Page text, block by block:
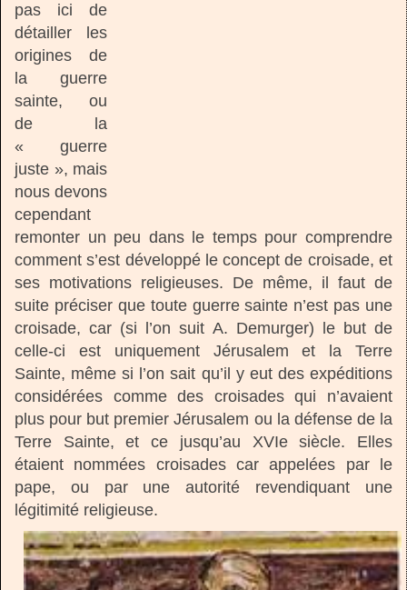
pas ici de
détailler les
origines de
la guerre
sainte, ou
de la
« guerre
juste », mais
nous devons
cependant
remonter un peu dans le temps pour comprendre
comment s’est développé le concept de croisade, et
ses motivations religieuses. De même, il faut de
suite préciser que toute guerre sainte n’est pas une
croisade, car (si l’on suit A. Demurger) le but de
celle-ci est uniquement Jérusalem et la Terre
Sainte, même si l’on sait qu’il y eut des expéditions
considérées comme des croisades qui n’avaient
plus pour but premier Jérusalem ou la défense de la
Terre Sainte, et ce jusqu’au XVIe siècle. Elles
étaient nommées croisades car appelées par le
pape, ou par une autorité revendiquant une
légitimité religieuse.